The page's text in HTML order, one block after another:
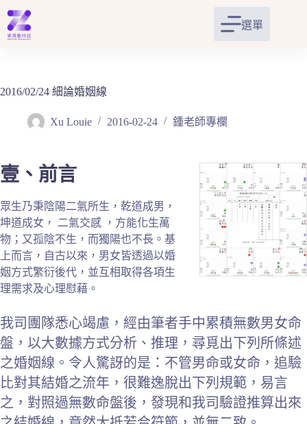
跳
至
主
容
選單
2016/02/24 細論婚姻線
Xu Louie 2016-02-24 鍾老師專欄
壹、前言
眾生乃秉陰陽二氣所生，乾道成男，
坤道成女， 二氣交感 ，方能化生萬
物；又孤陰不生，而獨陽也不長。基
上而言，自古以來，男女皆透過以婚
姻方式繁衍後代，並互相取得各項生
理需求及心理慰藉。
我司團隊悉心竭慮，經由筆者手中累積無數男女命
盤，以大數據方式分析、推理，尋覓出下列所條述
之婚姻線。令人驚訝的是：不管男命或女命，追驗
比對其結婚之流年，很難逸脫出下列規範，易言
之，對照過無數命盤後，發現和我司驗證推算出來